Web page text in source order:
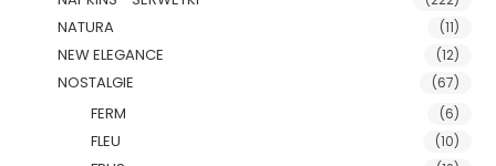
NATURA (11)
NEW ELEGANCE (12)
NOSTALGIE (67)
FERM (6)
FLEU (10)